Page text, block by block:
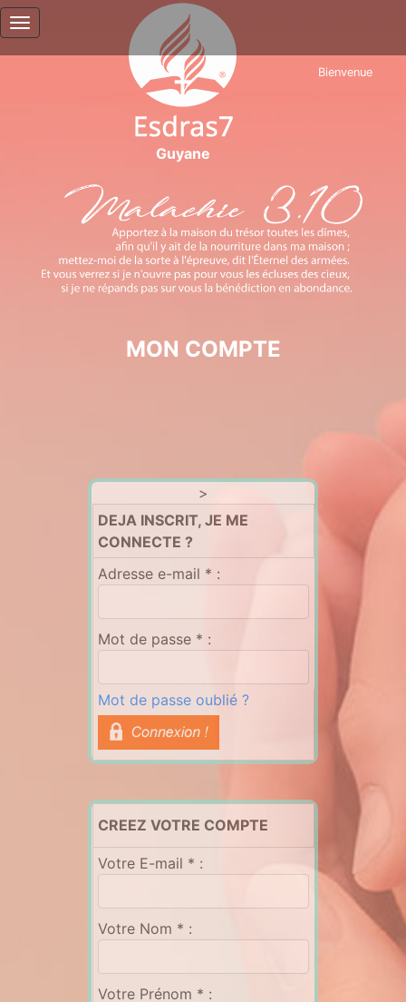
Guyane
Toggle navigation
Bienvenue
MON COMPTE
>
DEJA INSCRIT, JE ME
CONNECTE ?
Adresse e-mail * :
Mot de passe * :
Mot de passe oublié ?
CREEZ VOTRE COMPTE
Votre E-mail * :
Votre Nom * :
Votre Prénom * :